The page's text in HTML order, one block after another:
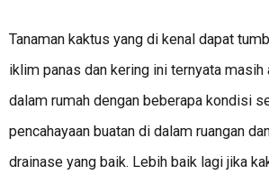
Tanaman kaktus yang di kenal dapat
iklim panas dan kering ini ternyata masih
dalam rumah dengan beberapa kondisi
pencahayaan buatan di dalam ruangan
drainase yang baik. Lebih baik lagi jika